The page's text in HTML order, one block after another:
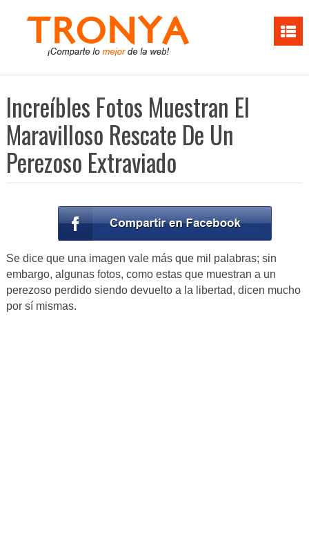
Increíbles Fotos Muestran El
Maravilloso Rescate De Un
Perezoso Extraviado
Se dice que una imagen vale más que mil palabras; sin
embargo, algunas fotos, como estas que muestran a un
perezoso perdido siendo devuelto a la libertad, dicen mucho
por sí mismas.